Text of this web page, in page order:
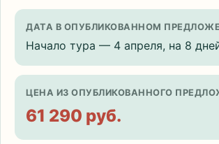
ДАТА В ОПУБЛИКОВАННОМ
Начало тура — 4 апреля, на 8
ЦЕНА ИЗ ОПУБЛИКОВАННОГО
61 290 руб.